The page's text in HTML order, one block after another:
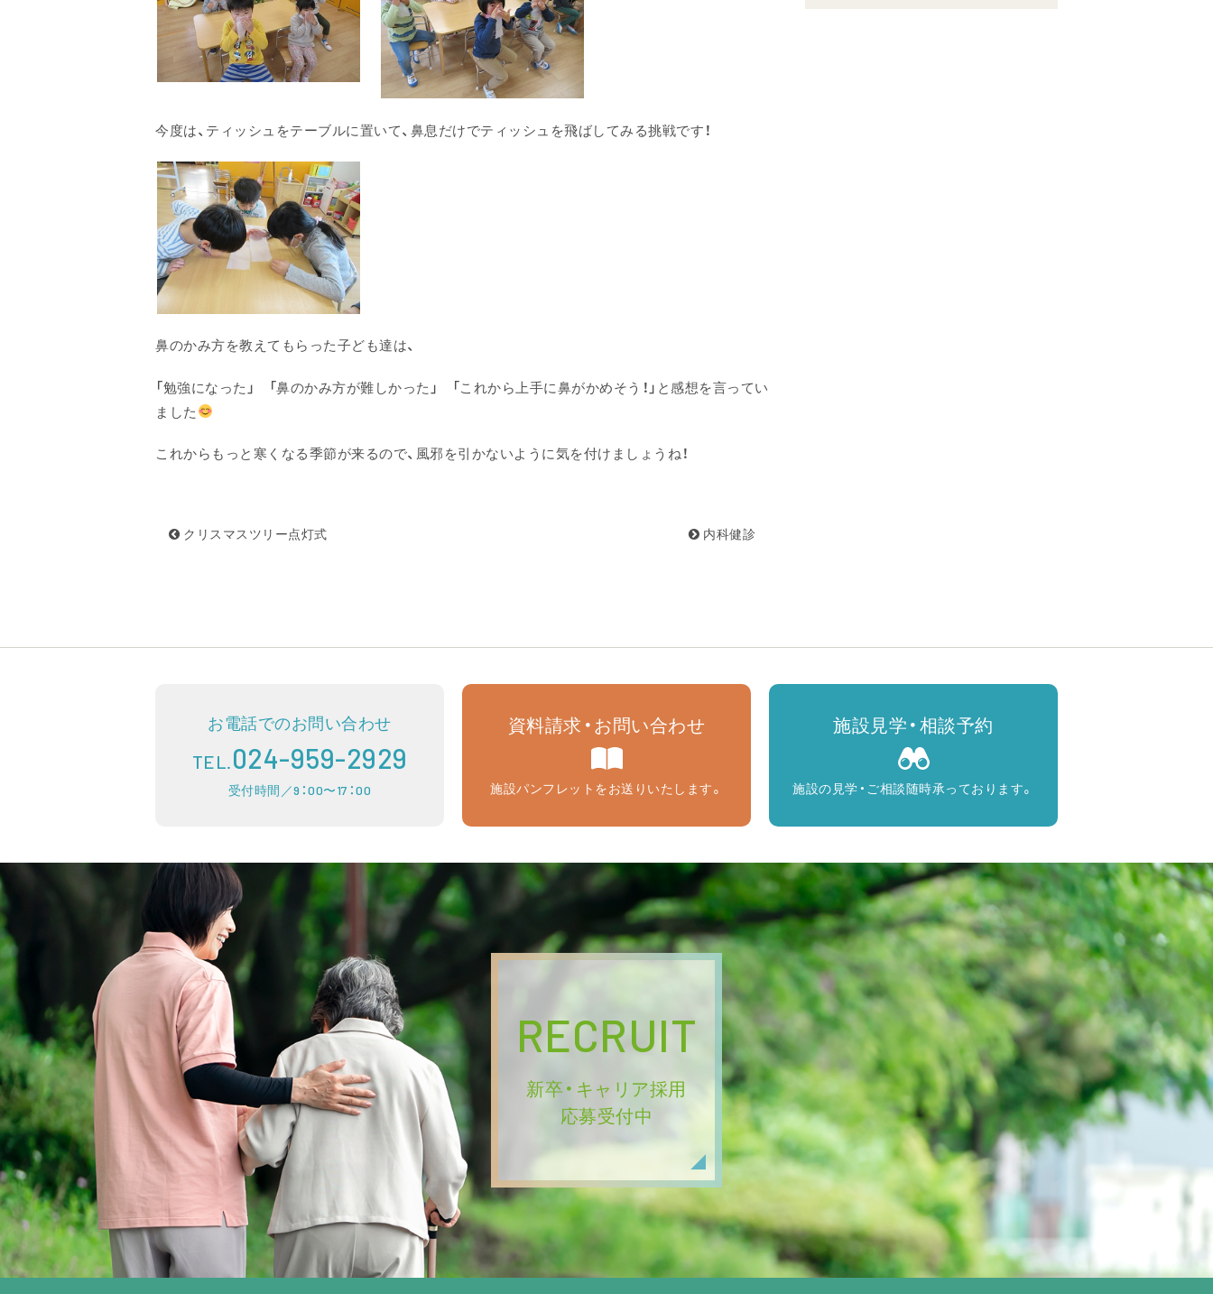
今度は、ティッシュをテーブルに置いて、鼻息だけでティッシュを飛ばしてみる挑戦です！
鼻のかみ方を教えてもらった子ども達は、
「勉強になった」 「鼻のかみ方が難しかった」 「これから上手に鼻がかめそう！」と感想を言ってい
ました
これからもっと寒くなる季節が来るので、風邪を引かないように気を付けましょうね！
クリスマスツリー点灯式 内科健診
お電話でのお問い合わせ
TEL.024-959-2929
受付時間／9：00〜17：00
資料請求・お問い合わせ
施設パンフレットをお送りいたします。
施設見学・相談予約
施設の見学・ご相談随時承っております。
RECRUIT
新卒・キャリア採用
応募受付中